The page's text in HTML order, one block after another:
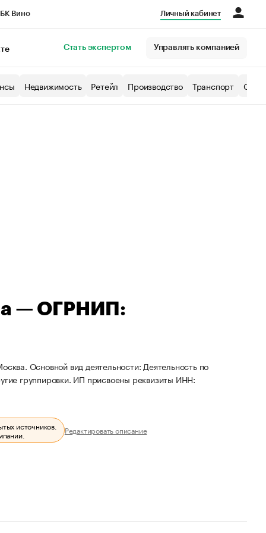
Вино Личный кабинет
Стать экспертом Управлять компанией
Недвижимость Ретейл Производство Транспорт
— ОГРНИП:
Основной вид деятельности: Деятельность по
группировки. ИП присвоены реквизиты ИНН:
источников.
Редактировать описание